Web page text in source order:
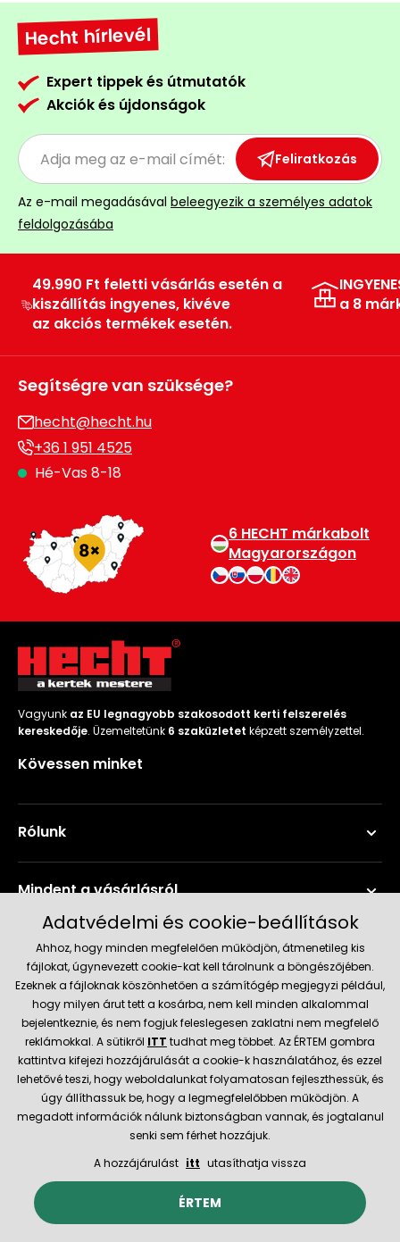
Hecht hírlevél
Expert tippek és útmutatók
Akciók és újdonságok
Feliratkozás
Az e-mail megadásával beleegyezik a személyes adatok
feldolgozásába
49.990 Ft feletti vásárlás esetén a
kiszállítás ingyenes, kivéve
az akciós termékek esetén.
a 8
Segítségre van szüksége?
hecht@hecht.hu
+36 1 951 4525
Hé-Vas 8-18
6 HECHT márkabolt
Magyarországon
Vagyunk az EU legnagyobb szakosodott kerti felszerelés
kereskedője. Üzemeltetünk 6 szaküzletet képzett személyzettel.
Kövessen minket
Rólunk
Mindent a vásárlásról
Szerviz és támogatás
Aktuális információk
Szállítás és fizetési módok
Megbízható kereskedő
© 2026 Hecht.cz Általános szerződési feltételek
Az e-boltot létrehozta és technikailag biztosítjaSIMPLIA.cz
Adatvédelmi és cookie-beállítások
Ahhoz, hogy minden megfelelően működjön, átmenetileg kis
fájlokat, úgynevezett cookie-kat kell tárolnunk a böngészőjében.
Ezeknek a fájloknak köszönhetően a számítógép megjegyzi például,
hogy milyen árut tett a kosárba, nem kell minden alkalommal
bejelentkeznie, és nem fogjuk feleslegesen zaklatni nem megfelelő
reklámokkal. A sütikről ITT tudhat meg többet. Az ÉRTEM gombra
kattintva kifejezi hozzájárulását a cookie-k használatához, és ezzel
lehetővé teszi, hogy weboldalunkat folyamatosan fejleszthessük, és
úgy állíthassuk be, hogy a legmegfelelőbben működjön. A
megadott információk nálunk biztonságban vannak, és jogtalanul
senki sem férhet hozzájuk.
A hozzájárulást itt utasíthatja vissza
ÉRTEM